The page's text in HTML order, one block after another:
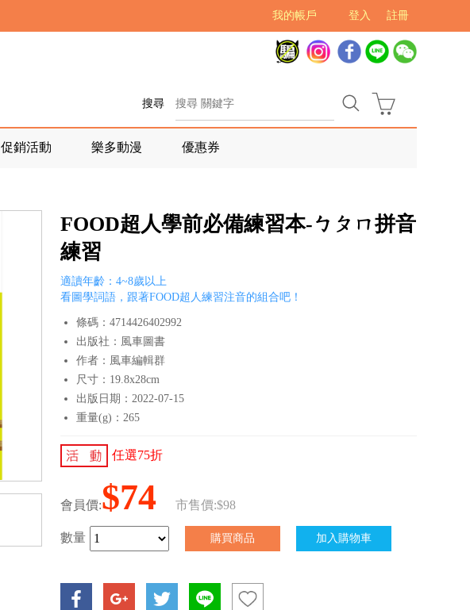
註冊
登入
我的帳戶
搜尋
促銷活動 樂多動漫 優惠券
FOOD超人學前必備練習本-ㄅㄆㄇ拼音
練習
適讀年齡：4~8歲以上
看圖學詞語，跟著FOOD超人練習注音的組合吧！
條碼：4714426402992
出版社：風車圖書
作者：風車編輯群
尺寸：19.8x28cm
出版日期：2022-07-15
重量(g)：265
任選75折
會員價:$74 市售價:$98
數量